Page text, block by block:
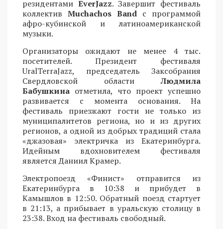
резидентами EverJazz. Завершит фестиваль
коллектив Muchachos Band с программой
афро-кубинской и латиноамериканской
музыки.
Организаторы ожидают не менее 4 тыс.
посетителей. Президент фестиваля
UralTerraJazz, председатель Заксобрания
Свердловской областиЛюдмила
Бабушкина отметила, что проект успешно
развивается с момента основания. На
фестиваль приезжают гости не только из
муниципалитетов региона, но и из других
регионов, а одной из добрых традиций стала
«джазовая» электричка из Екатеринбурга.
Идейным вдохновителем фестиваля
является Даниил Крамер.
Электропоезд «Финист» отправится из
Екатеринбурга в 10:38 и прибудет в
Камышлов в 12:50. Обратный поезд стартует
в 21:13, а прибывает в уральскую столицу в
23:38. Вход на фестиваль свободный.